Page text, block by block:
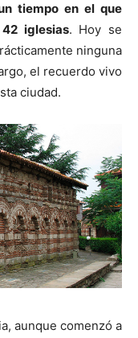
tiempo en el que
iglesias. Hoy se
ninguna
el recuerdo vivo
ciudad.
aunque comenzó a